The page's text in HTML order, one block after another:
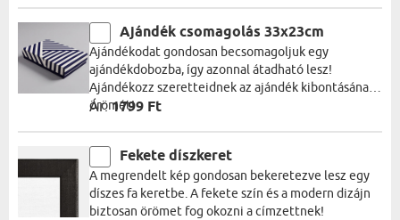
Ajándék csomagolás 33x23cm
Ajándékodat gondosan becsomagoljuk egy
ajándékdobozba, így azonnal átadható lesz!
Ajándékozz szeretteidnek az ajándék kibontásának
örömét!
Ár:1799 Ft
Fekete díszkeret
A megrendelt kép gondosan bekeretezve lesz egy
díszes fa keretbe. A fekete szín és a modern dizájn
biztosan örömet fog okozni a címzettnek!